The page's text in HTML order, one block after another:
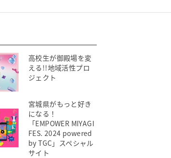
高校生が御殿場を変
える!!地域活性プロ
ジェクト
宮城県がもっと好き
になる！
「EMPOWER MIYAGI
FES. 2024 powered
by TGC」スペシャル
サイト